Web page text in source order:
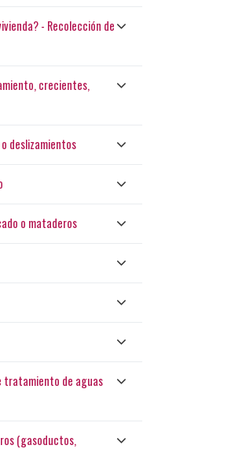
- Recolección de
crecientes,
deslizamientos
o mataderos
tratamiento de aguas
(gasoductos,